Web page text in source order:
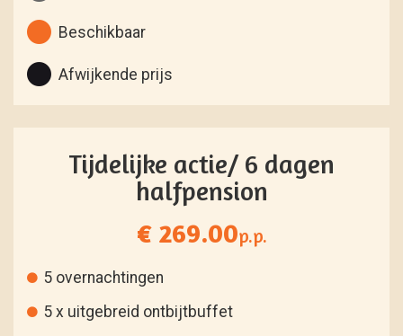
Beschikbaar
Afwijkende prijs
Tijdelijke actie/ 6 dagen
halfpension
€ 269.00p.p.
5 overnachtingen
5 x uitgebreid ontbijtbuffet